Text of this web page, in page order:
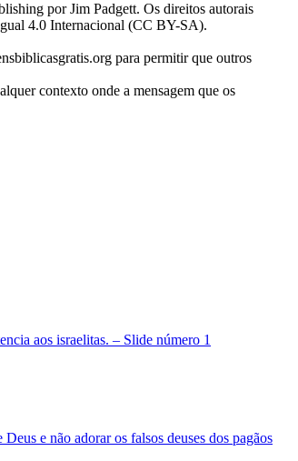
por Jim Padgett. Os direitos autorais
4.0 Internacional (CC BY-SA).
para permitir que outros
contexto onde a mensagem que os